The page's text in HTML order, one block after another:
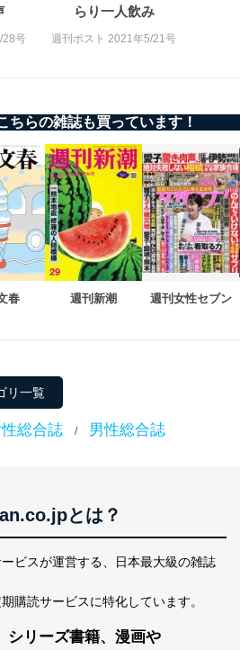
28号
らり一人飲み
週刊ポスト 2021年5/21号
ちらの雑誌も買っています！
春 週刊新潮 週刊女性セブン
リ一覧
総合誌 / 男性総合誌
とは？
ビスが運営する、
日本最大級の雑誌
購読サービスに特化しています。
シリーズ書籍、漫画や